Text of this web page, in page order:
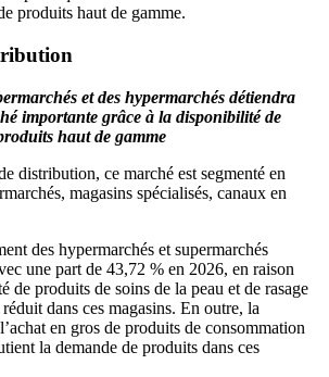
produits haut de gamme.
et des hypermarchés détiendra
importante grâce à la disponibilité de
haut de gamme
distribution, ce marché est segmenté en
magasins spécialisés, canaux en
des hypermarchés et supermarchés
une part de 43,72 % en 2026, en raison
de produits de soins de la peau et de rasage
dans ces magasins. En outre, la
en gros de produits de consommation
la demande de produits dans ces